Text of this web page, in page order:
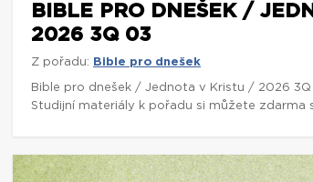
BIBLE PRO DNEŠEK /
2026 3Q 03
Z pořadu: Bible pro dnešek
Bible pro dnešek / Jednota v Kristu / 2026
Studijní materiály k pořadu si můžete zdarma